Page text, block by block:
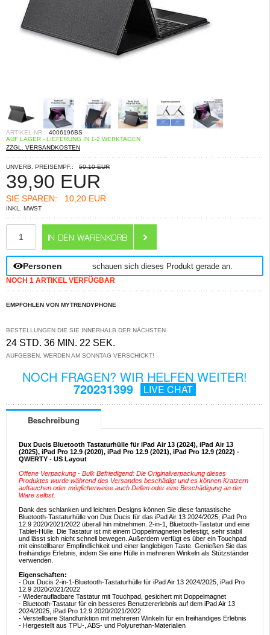
ARTIKEL-NR.: 4006196BS
AUF LAGER - LIEFERUNG IN 1-2 WERKTAGEN
ZZGL. VERSANDKOSTEN
UNVERB. PREISEMPF.: 50,10 EUR
39,90 EUR
SIE SPAREN: 10,20 EUR
INKL. MWST
Personen schauen sich dieses Produkt gerade an.
NOCH 1 ARTIKEL VERFÜGBAR
EMPFOHLEN VON MYTRENDYPHONE
BESTELLUNGEN DIE SIE INNERHALB DER NÄCHSTEN
24 STD. 36 MIN. 22 SEK.
AUFGEBEN, WERDEN AM SONNTAG VERSCHICKT!
NOCH FRAGEN? WIR HELFEN WEITER!
720231399 LIVE CHAT
Beschreibung
Dux Ducis Bluetooth Tastaturhülle für iPad Air 13 (2024), iPad Air 13
(2025), iPad Pro 12.9 (2020), iPad Pro 12.9 (2021), iPad Pro 12.9 (2022) -
QWERTY - US Layout
Offene Verpackung - Bulk Befriedigend: Die Originalverpackung dieses
Produktes wurde während des Versandes beschädigt und es können Kratzern
auftauchen oder möglicherweise auch Dellen oder eine Beschädigung an der
Ware selbst.
Dank des schlanken und leichten Designs können Sie diese fantastische
Bluetooth-Tastaturhülle von Dux Ducis für das iPad Air 13 2024/2025, iPad Pro
12.9 2020/2021/2022 überall hin mitnehmen. 2-in-1, Bluetooth-Tastatur und eine
Tablet-Hülle. Die Tastatur ist mit einem Doppelmagneten befestigt, sehr stabil
und lässt sich nicht schnell bewegen. Außerdem verfügt es über ein Touchpad
mit einstellbarer Empfindlichkeit und einer langlebigen Taste. Genießen Sie das
freihändige Erlebnis, indem Sie eine Hülle in mehreren Winkeln als Stützständer
verwenden.
Eigenschaften:
- Dux Ducis 2-in-1-Bluetooth-Tastaturhülle für iPad Air 13 2024/2025, iPad Pro
12.9 2020/2021/2022
- Wiederaufladbare Tastatur mit Touchpad, gesichert mit Doppelmagnet
- Bluetooth-Tastatur für ein besseres Benutzererlebnis auf dem iPad Air 13
2024/2025, iPad Pro 12.9 2020/2021/2022
- Verstellbare Standfunktion mit mehreren Winkeln für ein freihändiges Erlebnis
- Hergestellt aus TPU-, ABS- und Polyurethan-Materialien